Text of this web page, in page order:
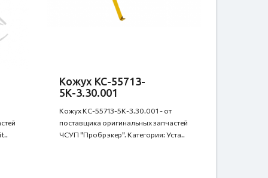
Кожух КС-55713-
5К-3.30.001
Кожух КС-55713-5К-3.30.001 - от
поставщика оригинальных запчастей
ЧСУП "Пробрэкер". Категория: Уста..